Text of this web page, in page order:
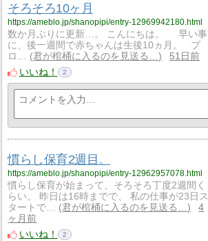
そろそろ10ヶ月
https://ameblo.jp/shanopipi/entry-12969942180.html
数か月ぶりに更新…。 こんにちは。 早い事
に、後一週間で赤ちゃんは生後10ヵ月。 ブ
ロ…
君が棺桶に入るのを見送る…
51日前
いいね！
2
慣らし保育2週目。
https://ameblo.jp/shanopipi/entry-12962957078.html
慣らし保育が始まって、そろそろ丁度2週間く
らい。 昨日は16時までで、 私の仕事が23日ス
タートで…
君が棺桶に入るのを見送る…
4
ヶ月前
いいね！
2